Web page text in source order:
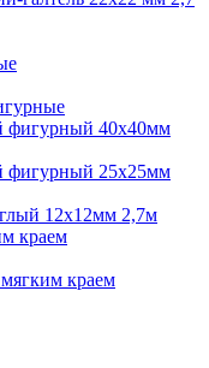
фигурный 40х40мм
фигурный 25х25мм
12х12мм 2,7м
краем
краем